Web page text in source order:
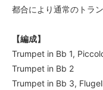
都合により通常のトラ
【編成】
Trumpet in Bb 1,
Trumpet in Bb 2
Trumpet in Bb 3,